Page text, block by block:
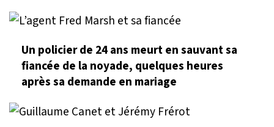
Un policier de 24 ans meurt en sauvant sa
fiancée de la noyade, quelques heures
après sa demande en mariage